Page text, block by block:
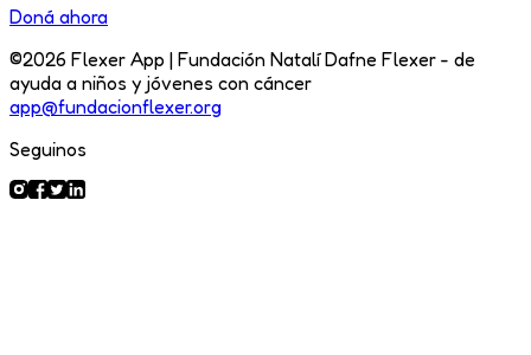
Doná ahora
©2026 Flexer App | Fundación Natalí Dafne Flexer - de
ayuda a niños y jóvenes con cáncer
app@fundacionflexer.org
Seguinos